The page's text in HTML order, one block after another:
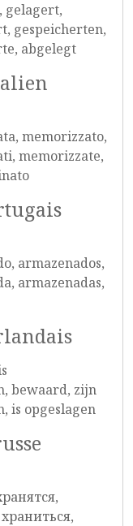
gelagert,
gespeicherten,
abgelegt
memorizzato,
memorizzate,
armazenados,
armazenadas,
bewaard, zijn
is opgeslagen